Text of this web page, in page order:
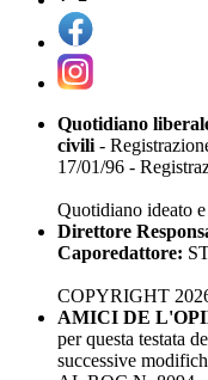
Quotidiano
civili -
17/01/96 -
Quotidiano ideato
Direttore
Caporedattore:
COPYRIGHT
AMICI DE
per questa testata
successive